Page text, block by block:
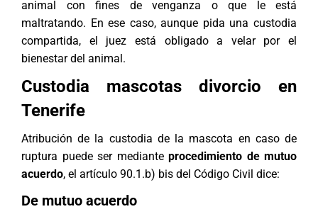
animal con fines de venganza o que le está
maltratando. En ese caso, aunque pida una custodia
compartida, el juez está obligado a velar por el
bienestar del animal.
Custodia mascotas divorcio en
Tenerife
Atribución de la custodia de la mascota en caso de
ruptura puede ser mediante procedimiento de mutuo
acuerdo, el artículo 90.1.b) bis del Código Civil dice:
De mutuo acuerdo